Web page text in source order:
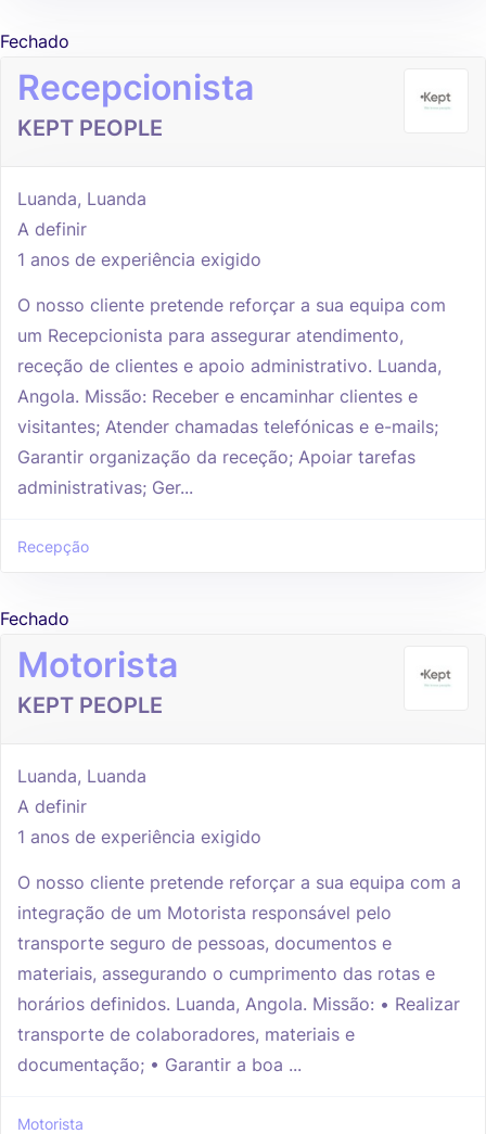
Fechado
Recepcionista
KEPT PEOPLE
Luanda, Luanda
A definir
1 anos de experiência exigido
O nosso cliente pretende reforçar a sua equipa com
um Recepcionista para assegurar atendimento,
receção de clientes e apoio administrativo. Luanda,
Angola. Missão: Receber e encaminhar clientes e
visitantes; Atender chamadas telefónicas e e-mails;
Garantir organização da receção; Apoiar tarefas
administrativas; Ger...
Recepção
Fechado
Motorista
KEPT PEOPLE
Luanda, Luanda
A definir
1 anos de experiência exigido
O nosso cliente pretende reforçar a sua equipa com a
integração de um Motorista responsável pelo
transporte seguro de pessoas, documentos e
materiais, assegurando o cumprimento das rotas e
horários definidos. Luanda, Angola. Missão: • Realizar
transporte de colaboradores, materiais e
documentação; • Garantir a boa ...
Motorista